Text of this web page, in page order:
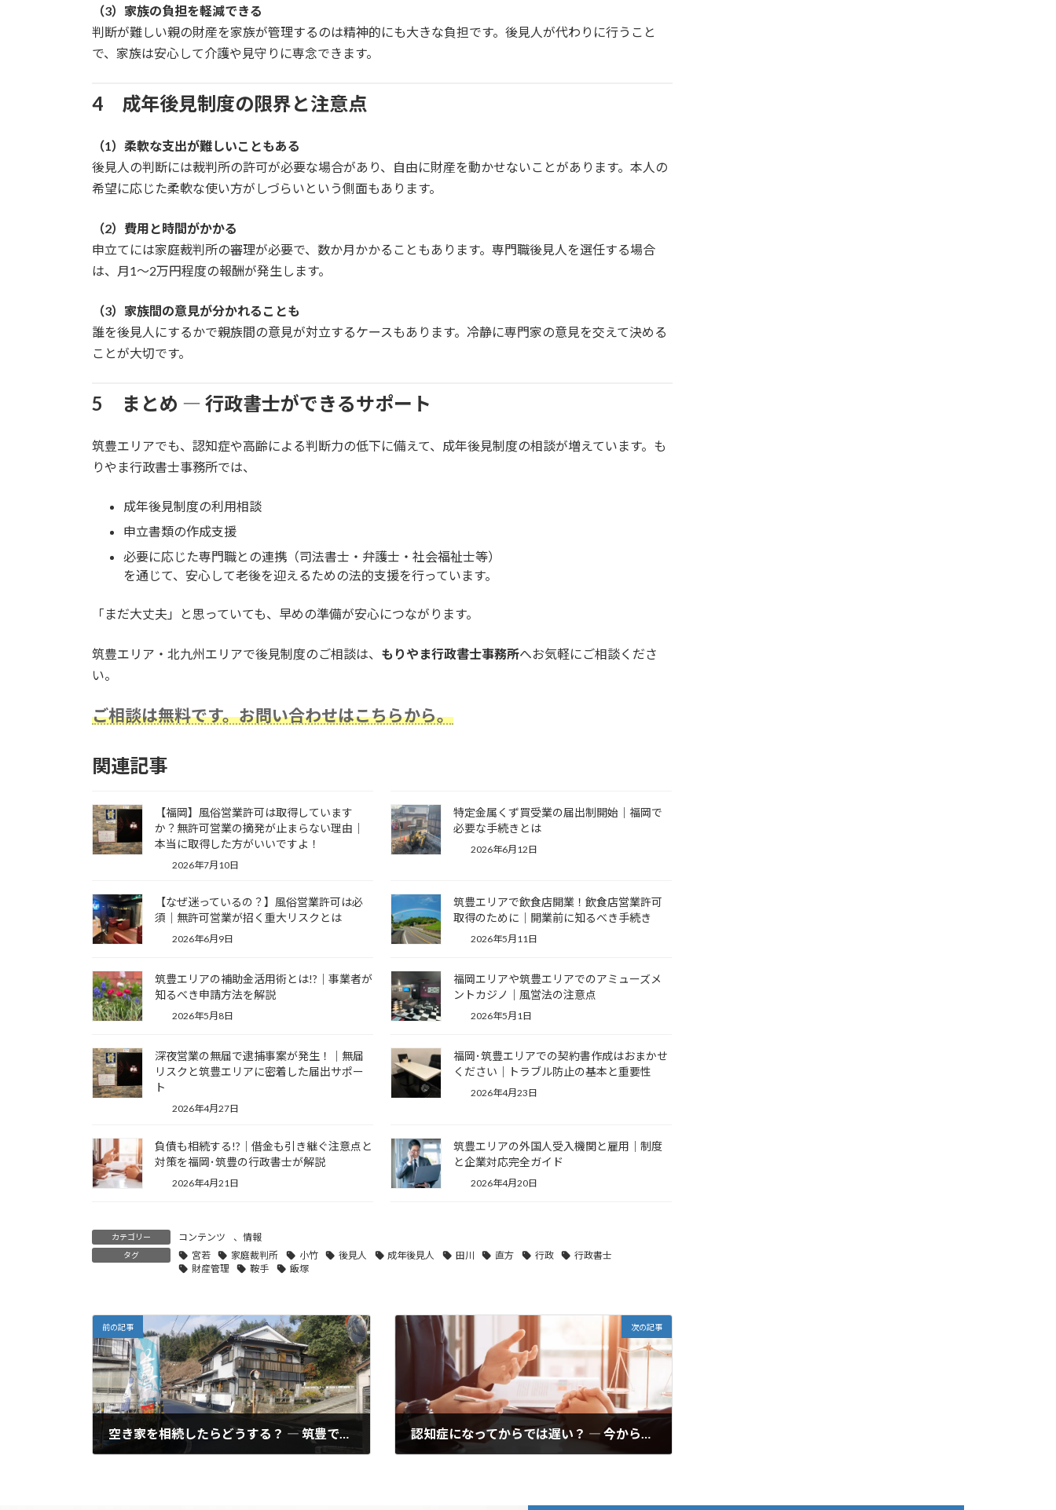
（3）家族の負担を軽減できる
判断が難しい親の財産を家族が管理するのは精神的にも大きな負担です。後見人が代わりに行うこと
で、家族は安心して介護や見守りに専念できます。
4 成年後見制度の限界と注意点
（1）柔軟な支出が難しいこともある
後見人の判断には裁判所の許可が必要な場合があり、自由に財産を動かせないことがあります。本人の
希望に応じた柔軟な使い方がしづらいという側面もあります。
（2）費用と時間がかかる
申立てには家庭裁判所の審理が必要で、数か月かかることもあります。専門職後見人を選任する場合
は、月1～2万円程度の報酬が発生します。
（3）家族間の意見が分かれることも
誰を後見人にするかで親族間の意見が対立するケースもあります。冷静に専門家の意見を交えて決める
ことが大切です。
5 まとめ ― 行政書士ができるサポート
筑豊エリアでも、認知症や高齢による判断力の低下に備えて、成年後見制度の相談が増えています。も
りやま行政書士事務所では、
成年後見制度の利用相談
申立書類の作成支援
必要に応じた専門職との連携（司法書士・弁護士・社会福祉士等）
を通じて、安心して老後を迎えるための法的支援を行っています。
「まだ大丈夫」と思っていても、早めの準備が安心につながります。
筑豊エリア・北九州エリアで後見制度のご相談は、 もりやま行政書士事務所へお気軽にご相談くださ
い。
ご相談は無料です。お問い合わせはこちらから。
関連記事
【福岡】風俗営業許可は取得しています
か？無許可営業の摘発が止まらない理由｜
本当に取得した方がいいですよ！
2026年7月10日
特定金属くず買受業の届出制開始｜福岡で
必要な手続きとは
2026年6月12日
【なぜ迷っているの？】風俗営業許可は必
須｜無許可営業が招く重大リスクとは
2026年6月9日
筑豊エリアで飲食店開業！飲食店営業許可
取得のために｜開業前に知るべき手続き
2026年5月11日
筑豊エリアの補助金活用術とは!?｜事業者が
知るべき申請方法を解説
2026年5月8日
福岡エリアや筑豊エリアでのアミューズメ
ントカジノ｜風営法の注意点
2026年5月1日
深夜営業の無届で逮捕事案が発生！｜無届
リスクと筑豊エリアに密着した届出サポー
ト
2026年4月27日
福岡･筑豊エリアでの契約書作成はおまかせ
ください｜トラブル防止の基本と重要性
2026年4月23日
負債も相続する!?｜借金も引き継ぐ注意点と
対策を福岡･筑豊の行政書士が解説
2026年4月21日
筑豊エリアの外国人受入機関と雇用｜制度
と企業対応完全ガイド
2026年4月20日
カテゴリー コンテンツ 、 情報
タグ 宮若 家庭裁判所 小竹 後見人 成年後見人 田川 直方 行政
行政書士
財産管理
鞍手 飯塚
前の記事
空き家を相続したらどうする？ ― 筑豊での売却・活用・管理の方法
次の記事
認知症になってからでは遅い？ ― 今からできる財産管理の準備